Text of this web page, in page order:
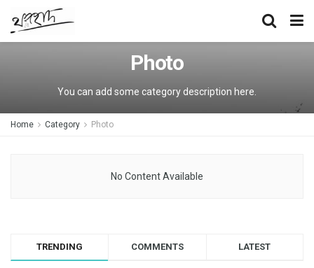
Photo
You can add some category description here.
Home Category Photo
No Content Available
TRENDING COMMENTS LATEST